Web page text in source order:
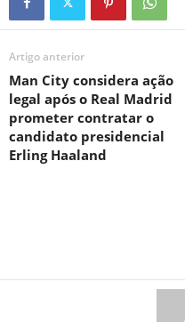
Artigo anterior
Man City considera ação
legal após o Real Madrid
prometer contratar o
candidato presidencial
Erling Haaland